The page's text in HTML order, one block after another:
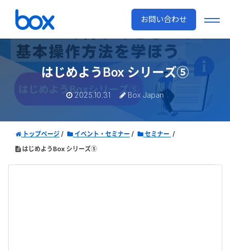
お問い合わせ
はじめようBox シリーズ⑤
2025.10.31 Box Japan
トップページ イベント・セミナー
セミナー
はじめようBox シリーズ⑤